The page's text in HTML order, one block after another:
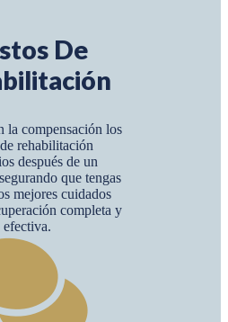
De
la compensación los
rehabilitación
después de un
que tengas
mejores cuidados
completa y
efectiva.